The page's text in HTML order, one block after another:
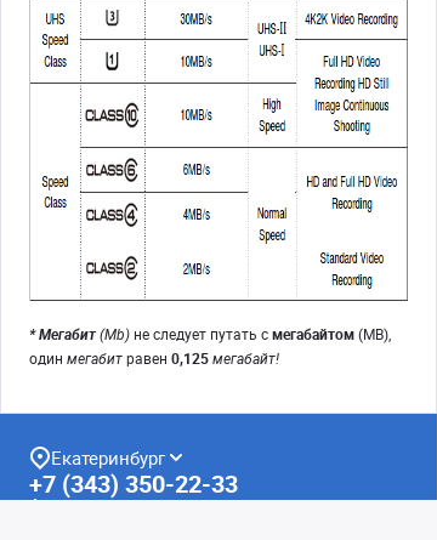
* Мегабит(Mb) не следует путать смегабайтом(MB),
один мегабитравен 0,125мегабайт!
Екатеринбург
+7 (343) 350-22-33